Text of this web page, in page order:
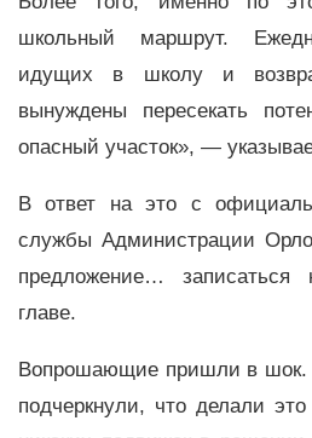
школьный маршрут.
идущих в школу и
вынуждены пересекать
опасный участок», —
В ответ на это с
службы Администрации
предложение…
главе.
Вопрошающие пришли в шок.
подчеркнули, что делали это